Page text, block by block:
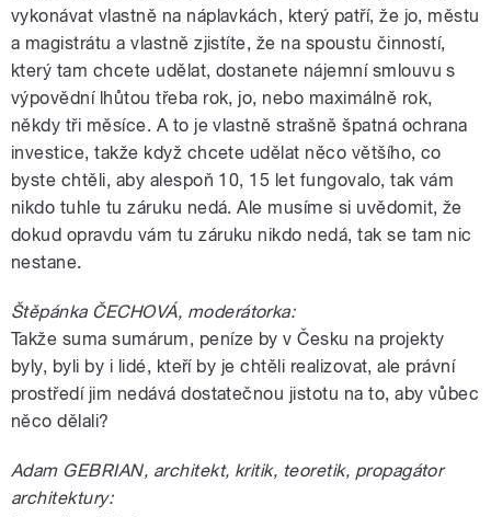
vykonávat vlastně na náplavkách, který patří, že jo, městu
a magistrátu a vlastně zjistíte, že na spoustu činností,
který tam chcete udělat, dostanete nájemní smlouvu s
výpovědní lhůtou třeba rok, jo, nebo maximálně rok,
někdy tři měsíce. A to je vlastně strašně špatná ochrana
investice, takže když chcete udělat něco většího, co
byste chtěli, aby alespoň 10, 15 let fungovalo, tak vám
nikdo tuhle tu záruku nedá. Ale musíme si uvědomit, že
dokud opravdu vám tu záruku nikdo nedá, tak se tam nic
nestane.
Štěpánka ČECHOVÁ, moderátorka:
Takže suma sumárum, peníze by v Česku na projekty
byly, byli by i lidé, kteří by je chtěli realizovat, ale právní
prostředí jim nedává dostatečnou jistotu na to, aby vůbec
něco dělali?
Adam GEBRIAN, architekt, kritik, teoretik, propagátor
architektury: